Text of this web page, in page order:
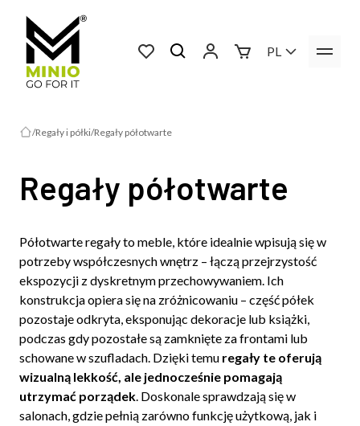
PL
Regały i półki Regały półotwarte
Regały półotwarte
Półotwarte regały to meble, które idealnie wpisują się w
potrzeby współczesnych wnętrz – łączą przejrzystość
ekspozycji z dyskretnym przechowywaniem. Ich
konstrukcja opiera się na zróżnicowaniu – część półek
pozostaje odkryta, eksponując dekoracje lub książki,
podczas gdy pozostałe są zamknięte za frontami lub
schowane w szufladach. Dzięki temu regały te oferują
wizualną lekkość, ale jednocześnie pomagają
utrzymać porządek. Doskonale sprawdzają się w
salonach, gdzie pełnią zarówno funkcję użytkową, jak i